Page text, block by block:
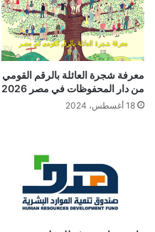
معرفة شجرة العائلة بالرقم القومي
من دار المحفوظات في مصر 2026
18 أغسطس، 2024